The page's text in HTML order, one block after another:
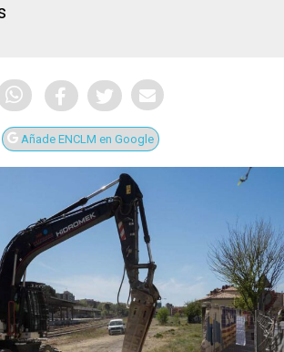
Añade ENCLM en Google